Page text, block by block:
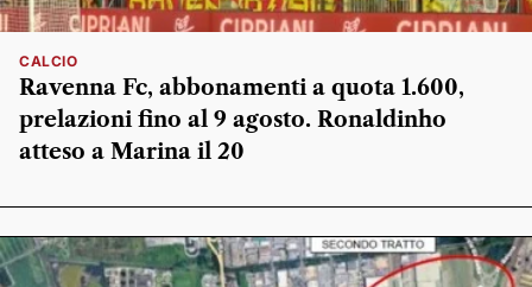
CALCIO
Ravenna Fc, abbonamenti a quota 1.600,
prelazioni fino al 9 agosto. Ronaldinho
atteso a Marina il 20